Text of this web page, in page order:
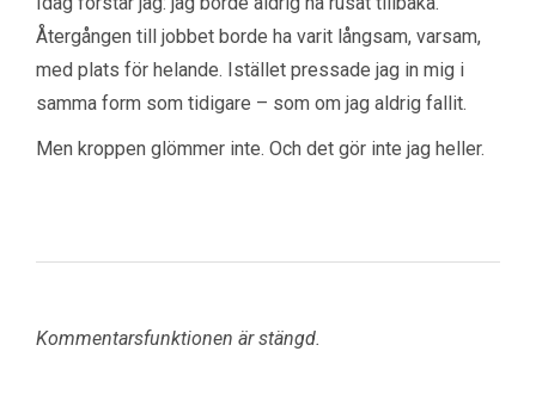
Återgången till jobbet borde ha varit långsam, varsam,
med plats för helande. Istället pressade jag in mig i
samma form som tidigare – som om jag aldrig fallit.
Men kroppen glömmer inte. Och det gör inte jag heller.
Kommentarsfunktionen är stängd.